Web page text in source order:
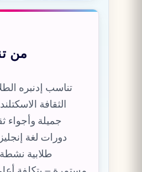
من
تناسب إدنبره
الثقافة
جميلة وأجواء
دورات لغة
طلابية